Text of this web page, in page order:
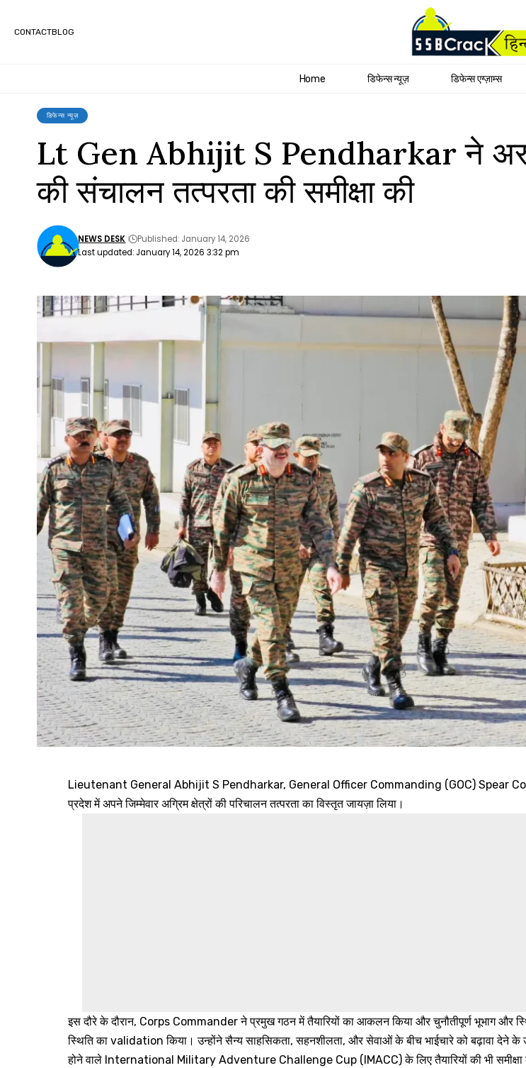
CONTACTBLOG
Home डिफेन्स न्यूज़ डिफेन्स एग्ज़ाम्स
डिफेन्स न्यूज़
Lt Gen Abhijit S Pendharkar ने
की संचालन तत्परता की समीक्षा की
Last updated: January 14, 2026 3:32 pm
NEWS DESK Published: January 14, 2026
Lieutenant General Abhijit S Pendharkar, General Officer Commanding (GOC) Spear
प्रदेश में अपने जिम्मेवार अग्रिम क्षेत्रों की परिचालन तत्परता का विस्तृत जायज़ा लिया।
इस दौरे के दौरान, Corps Commander ने प्रमुख गठन में तैयारियों का आकलन किया और चुनौतीपूर्ण भूभाग और
स्थिति का validation किया। उन्होंने सैन्य साहसिकता, सहनशीलता, और सेवाओं के बीच भाईचारे को बढ़ावा देने के
होने वाले International Military Adventure Challenge Cup (IMACC) के लिए तैयारियों की भी समीक्षा